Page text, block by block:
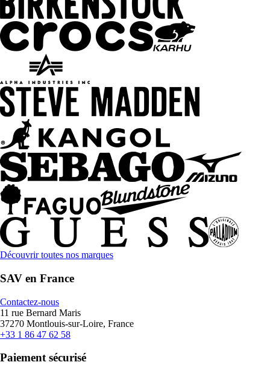
Découvrir toutes nos marques
SAV en France
Contactez-nous
11 rue Bernard Maris
37270 Montlouis-sur-Loire, France
+33 1 86 47 62 58
Paiement sécurisé